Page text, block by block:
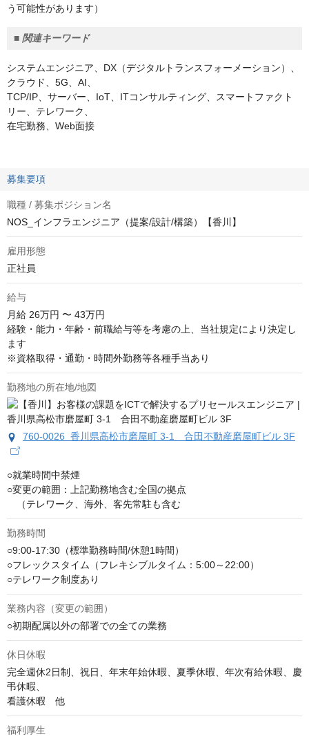
う可能性があります）
■ 関連キーワード
システムエンジニア、DX（デジタルトランスフォーメーション）、
クラウド、5G、AI、
TCP/IP、サーバー、IoT、ITコンサルティング、スマートファクト
リー、テレワーク、
在宅勤務、Web面接
募集要項
職種 / 募集ポジション名
NOS_インフラエンジニア（提案/設計/構築）【香川】
雇用形態
正社員
給与
月給 26万円 〜 43万円
経験・能力・年齢・前職給与等を考慮の上、当社規定により決定し
ます
※資格取得・通勤・時間外勤務等各種手当あり
勤務地の所在地/地図
760-0026 香川県高松市磨屋町 3-1 合田不動産磨屋町ビル 3F
○就業時間中禁煙
○変更の範囲：上記勤務地含む全国の拠点
（テレワーク、海外、客先常駐も含む
勤務時間
○9:00-17:30（標準勤務時間/休憩1時間）
○フレックスタイム（フレキシブルタイム：5:00～22:00）
○テレワーク制度あり
業務内容（変更の範囲）
○初期配属以外の部署での全ての業務
休日休暇
完全週休2日制、祝日、年末年始休暇、夏季休暇、年次有給休暇、慶
弔休暇、
看護休暇　他
福利厚生